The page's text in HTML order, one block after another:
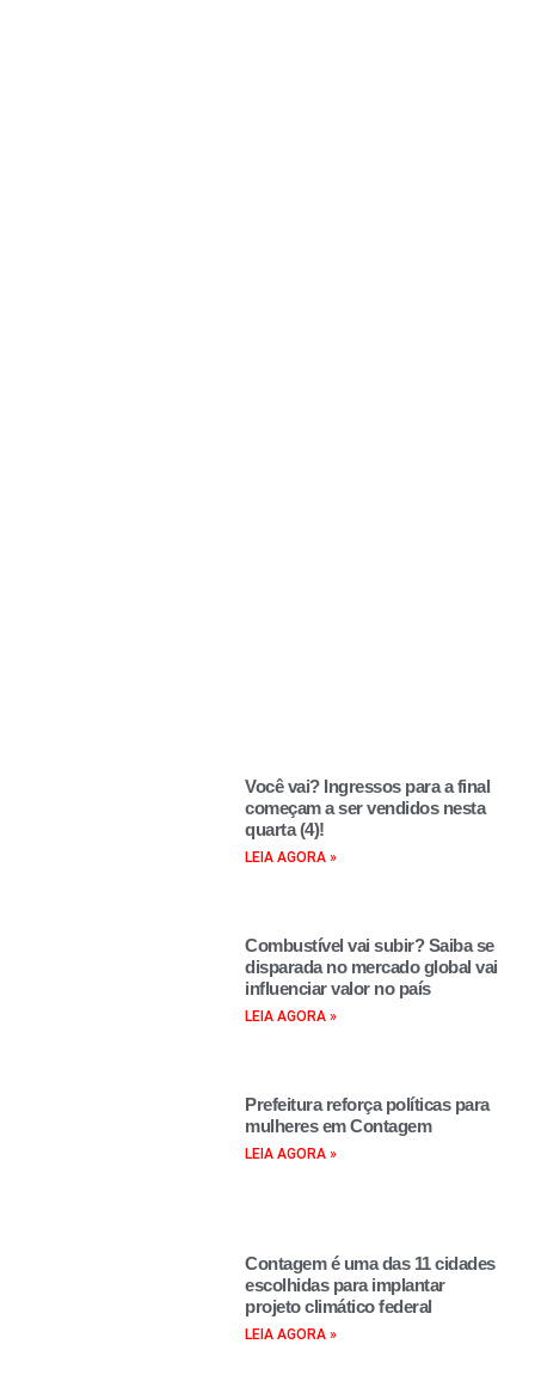
Você vai? Ingressos para a final
começam a ser vendidos nesta
quarta (4)!
LEIA AGORA »
Combustível vai subir? Saiba se
disparada no mercado global vai
influenciar valor no país
LEIA AGORA »
Prefeitura reforça políticas para
mulheres em Contagem
LEIA AGORA »
Contagem é uma das 11 cidades
escolhidas para implantar
projeto climático federal
LEIA AGORA »